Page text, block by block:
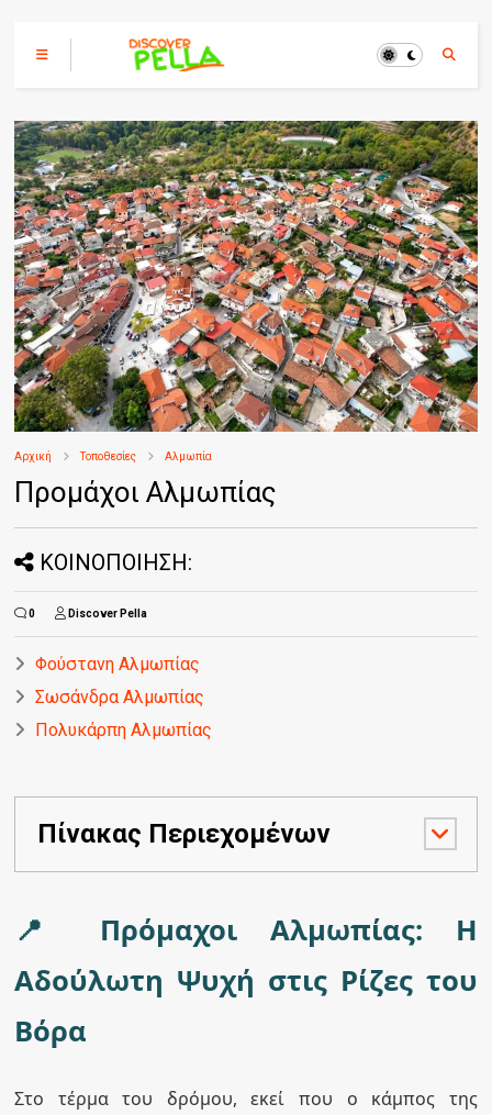
Αρχική Τοποθεσίες Αλμωπία
Προμάχοι Αλμωπίας
ΚΟΙΝΟΠΟΙΗΣΗ:
0 Discover Pella
Φούστανη Αλμωπίας
Σωσάνδρα Αλμωπίας
Πολυκάρπη Αλμωπίας
Πίνακας Περιεχομένων
📍 Πρόμαχοι Αλμωπίας: Η
Αδούλωτη Ψυχή στις Ρίζες του
Βόρα
Στο τέρμα του δρόμου, εκεί που ο κάμπος της